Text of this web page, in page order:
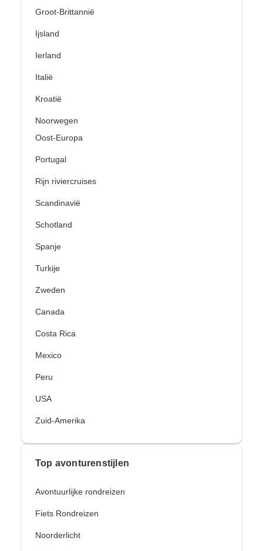
Groot-Brittannië
Ijsland
Ierland
Italië
Kroatië
Noorwegen
Oost-Europa
Portugal
Rijn riviercruises
Scandinavië
Schotland
Spanje
Turkije
Zweden
Canada
Costa Rica
Mexico
Peru
USA
Zuid-Amerika
Top avonturenstijlen
Avontuurlijke rondreizen
Fiets Rondreizen
Noorderlicht